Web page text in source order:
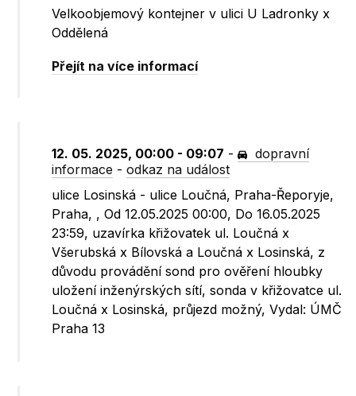
Velkoobjemový kontejner v ulici U Ladronky x
Oddělená
Přejít na více informací
12. 05. 2025, 00:00 - 09:07 -
dopravní
informace -odkaz na událost
ulice Losinská - ulice Loučná, Praha-Řeporyje,
Praha, , Od 12.05.2025 00:00, Do 16.05.2025
23:59, uzavírka křižovatek ul. Loučná x
Všerubská x Bílovská a Loučná x Losinská, z
důvodu provádění sond pro ověření hloubky
uložení inženýrských sítí, sonda v křižovatce ul.
Loučná x Losinská, průjezd možný, Vydal: ÚMČ
Praha 13